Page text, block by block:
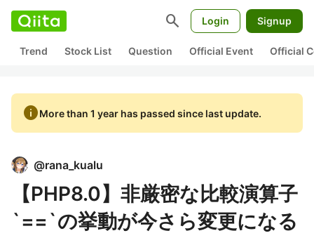
search Login Signup
Trend Stock List Question Official Event Official
infoMore than 1 year has passed since last update.
@rana_kualu
【PHP8.0】非厳密な比較演算子
`==`の挙動が今さら変更になる